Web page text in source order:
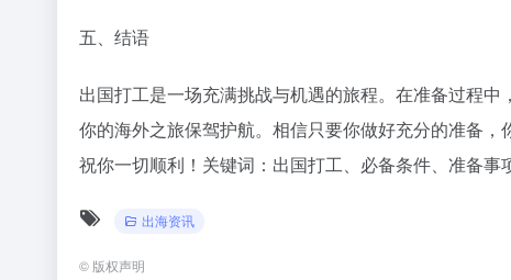
五、结语
出国打工是一场充满挑战与机遇的旅程。在准备过程
你的海外之旅保驾护航。相信只要你做好充分的准备
祝你一切顺利！关键词：出国打工、必备条件、准备事
出海资讯
© 版权声明